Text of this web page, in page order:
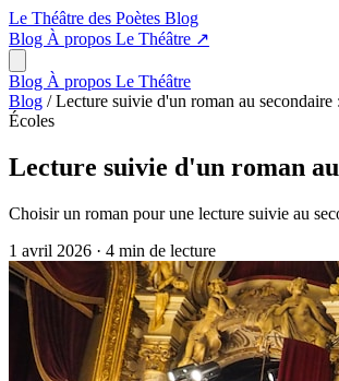
Le Théâtre des Poètes Blog
Blog À propos Le Théâtre ↗
Blog À propos Le Théâtre
Blog / Lecture suivie d'un roman au
Écoles
Lecture suivie d'un roman
Choisir un roman pour une lecture suivie au
1 avril 2026 · 4 min de lecture